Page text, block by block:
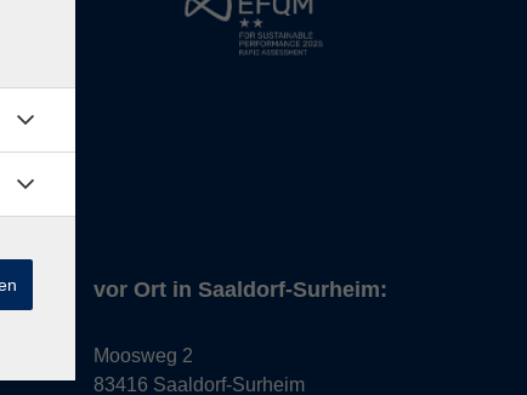
vor Ort in Saaldorf-Surheim:
Moosweg 2
83416 Saaldorf-Surheim